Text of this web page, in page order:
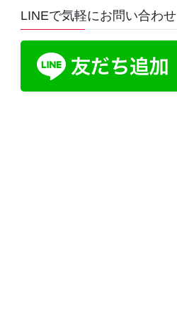
LINEで気軽にお問い合わせ